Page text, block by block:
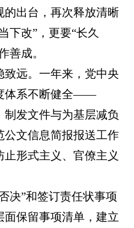
出台，再次释放清晰
下改”，更要“长久
善成。
致远。一年来，党中央
体系不断健全——
制发文件与为基层减负
文信息简报报送工作
形式主义、官僚主义
决”和签订责任状事项
面保留事项清单，建立